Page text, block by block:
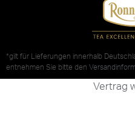
*gilt für Lieferungen innerhalb
entnehmen Sie bitte den
Vertrag